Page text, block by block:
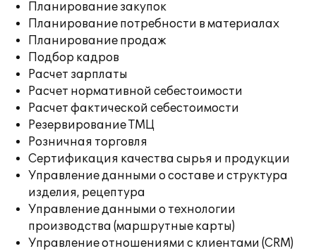
Планирование закупок
Планирование потребности в материалах
Планирование продаж
Подбор кадров
Расчет зарплаты
Расчет нормативной себестоимости
Расчет фактической себестоимости
Резервирование ТМЦ
Розничная торговля
Сертификация качества сырья и продукции
Управление данными о составе и структура
изделия, рецептура
Управление данными о технологии
производства (маршрутные карты)
Управление отношениями с клиентами (CRM)